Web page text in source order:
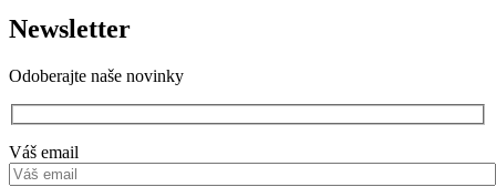
Newsletter
Odoberajte naše novinky
Váš email